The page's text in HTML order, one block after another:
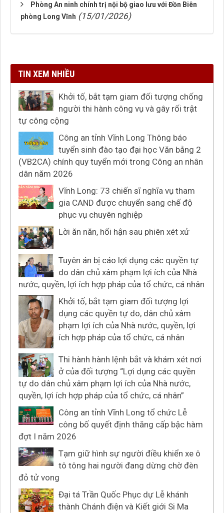
Phòng An ninh chính trị nội bộ giao lưu với Đồn Biên
phòng Long Vĩnh (15/01/2026)
TIN XEM NHIỀU
Khởi tố, bắt tạm giam đối tượng chống
người thi hành công vụ và gây rối trật
tự công cộng
Công an tỉnh Vĩnh Long Thông báo
tuyển sinh đào tạo đại học Văn bằng 2
(VB2CA) chính quy tuyển mới trong Công an nhân
dân năm 2026
Vĩnh Long: 73 chiến sĩ nghĩa vụ tham
gia CAND được chuyển sang chế độ
phục vụ chuyên nghiệp
Lời ăn năn, hối hận sau phiên xét xử
Tuyên án bị cáo lợi dụng các quyền tự
do dân chủ xâm phạm lợi ích của Nhà
nước, quyền, lợi ích hợp pháp của tổ chức, cá nhân
Khởi tố, bắt tạm giam đối tượng lợi
dụng các quyền tự do, dân chủ xâm
phạm lợi ích của Nhà nước, quyền, lợi
ích hợp pháp của tổ chức, cá nhân
Thi hành hành lệnh bắt và khám xét nơi
ở của đối tượng “Lợi dụng các quyền
tự do dân chủ xâm phạm lợi ích của Nhà nước,
quyền, lợi ích hợp pháp của tổ chức, cá nhân”
Công an tỉnh Vĩnh Long tổ chức Lễ
công bố quyết định thăng cấp bậc hàm
đợt I năm 2026
Tạm giữ hình sự người điều khiển xe ô
tô tông hai người đang dừng chờ đèn
đỏ tử vong
Đại tá Trần Quốc Phục dự Lễ khánh
thành Chánh điện và Kiết giới Si Ma